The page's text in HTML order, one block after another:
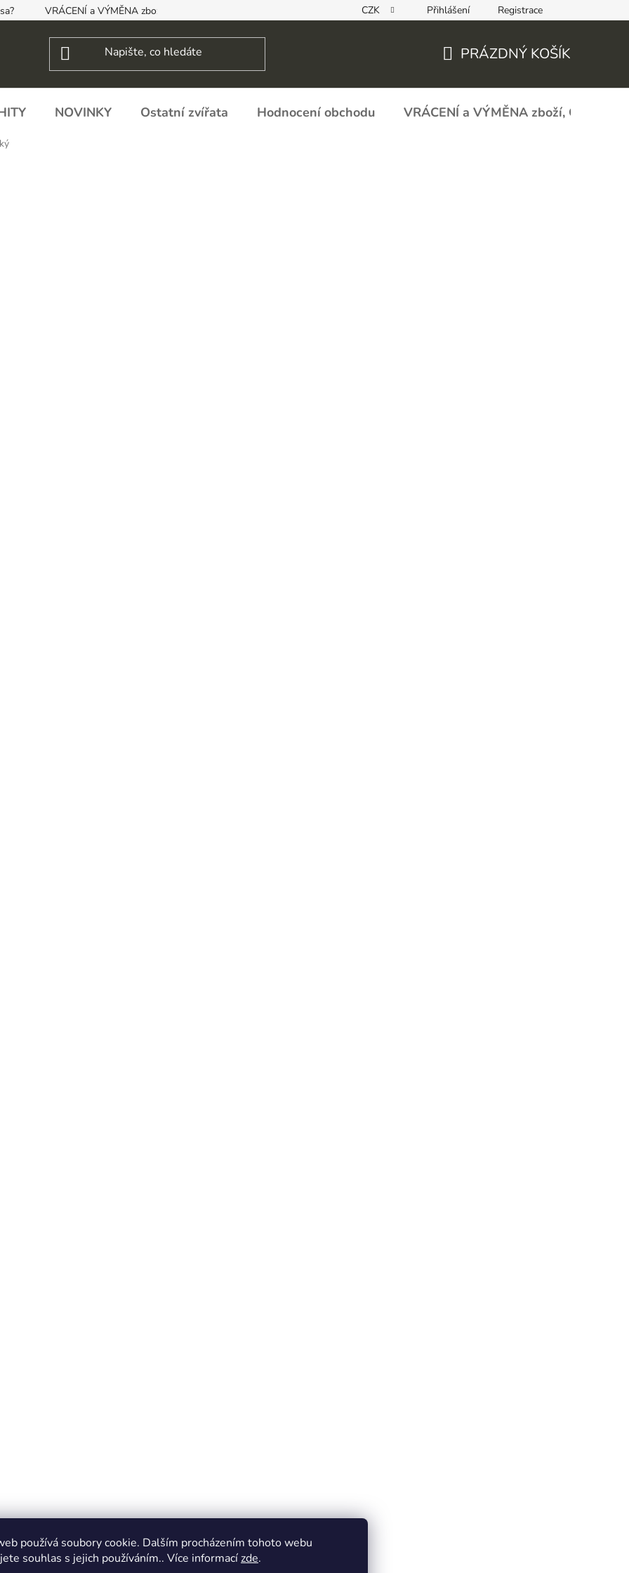
používá soubory cookie. Dalším procházením tohoto webu
souhlas s jejich používáním.. Více informacízde.
VRÁCENÍ a VÝMĚNA zboží, ODSTOUPENÍ OD SMLOUVY REKLAMAČNÍ FORMULÁŘ - zboží s vadou
CZK Přihlášení Registrace
KOŠÍK
PRÁZDNÝ KOŠÍK
NOVINKY Ostatní zvířata Hodnocení obchodu VRÁCENÍ a VÝMĚNA zboží,